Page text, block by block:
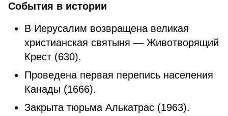
События в истории
В Иерусалим возвращена великая
христианская святыня — Животворящий
Крест (630).
Проведена первая перепись населения
Канады (1666).
Закрыта тюрьма Алькатрас (1963).